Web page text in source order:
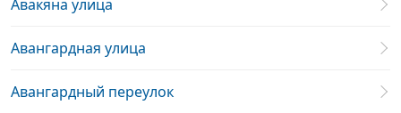
Авакяна улица
Авангардная улица
Авангардный переулок